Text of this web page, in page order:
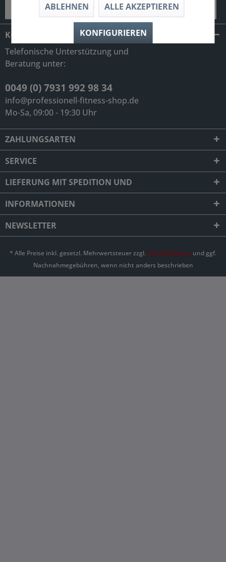
KONTAKT
Telefonische Unterstützung und
Beratung unter:
0049 (0) 7931 992 98 34
info@professionell-fitness-shop.de
Mo-Sa, 09:00 - 19:30 Uhr
ZAHLUNGSARTEN
SERVICE
LIEFERUNG MIT SPEDITION UND
INFORMATIONEN
NEWSLETTER
* Alle Preise inkl. gesetzl. Mehrwertsteuer zzgl. Versandkosten und ggf.
Nachnahmegebühren, wenn nicht anders beschrieben
ABLEHNEN ALLE AKZEPTIEREN
KONFIGURIEREN